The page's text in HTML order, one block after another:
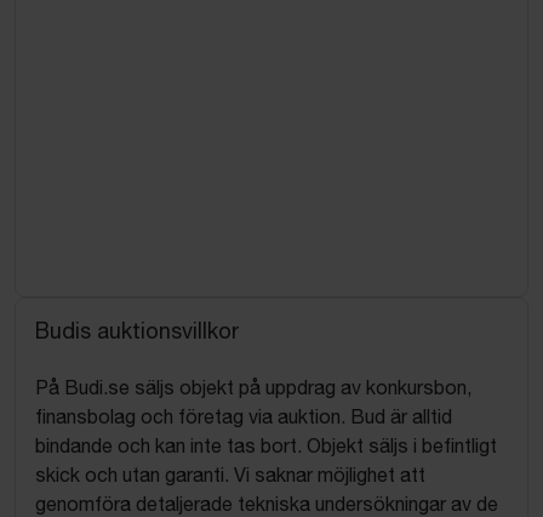
Budis auktionsvillkor
På Budi.se säljs objekt på uppdrag av konkursbon,
finansbolag och företag via auktion. Bud är alltid
bindande och kan inte tas bort. Objekt säljs i befintligt
skick och utan garanti. Vi saknar möjlighet att
genomföra detaljerade tekniska undersökningar av de